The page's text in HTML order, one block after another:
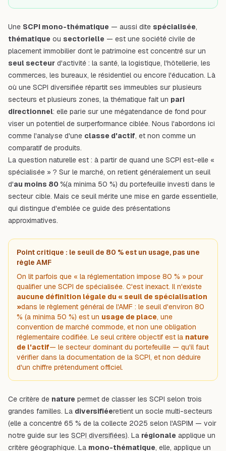
Une SCPI mono-thématique — aussi dite spécialisée,
thématique ou sectorielle — est une société civile de
placement immobilier dont le patrimoine est concentré sur un
seul secteur d'activité : la santé, la logistique, l'hôtellerie, les
commerces, les bureaux, le résidentiel ou encore l'éducation. Là
où une SCPI diversifiée répartit ses immeubles sur plusieurs
secteurs et plusieurs zones, la thématique fait un pari
directionnel: elle parie sur une mégatendance de fond pour
viser un potentiel de surperformance ciblée. Nous l'abordons ici
comme l'analyse d'une classe d'actif, et non comme un
comparatif de produits.
La question naturelle est : à partir de quand une SCPI est-elle «
spécialisée » ? Sur le marché, on retient généralement un seuil
d'au moins 80 %(a minima 50 %) du portefeuille investi dans le
secteur cible. Mais ce seuil mérite une mise en garde essentielle,
qui distingue d'emblée ce guide des présentations
approximatives.
Point critique : le seuil de 80 % est un usage, pas une
règle AMF
On lit parfois que « la réglementation impose 80 % » pour
qualifier une SCPI de spécialisée. C'est inexact. Il n'existe
aucune définition légale du « seuil de spécialisation
»dans le règlement général de l'AMF : le seuil d'environ 80
% (a minima 50 %) est un usage de place, une
convention de marché commode, et non une obligation
réglementaire codifiée. Le seul critère objectif est la nature
de l'actif— le secteur dominant du portefeuille — qu'il faut
vérifier dans la documentation de la SCPI, et non déduire
d'un chiffre prétendument officiel.
Ce critère de nature permet de classer les SCPI selon trois
grandes familles. La diversifiéeretient un socle multi-secteurs
(elle a concentré 65 % de la collecte 2025 selon l'ASPIM — voir
notre guide sur les SCPI diversifiées). La régionale applique un
critère géographique. La mono-thématique, elle, applique un